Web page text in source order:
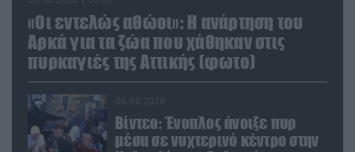
«Οι εντελώς αθώοι»: Η ανάρτηση του
Αρκά για τα ζώα που χάθηκαν στις
πυρκαγιές της Αττικής (φωτο)
Βίντεο: Ένοπλος άνοιξε πυρ
μέσα σε νυχτερινό κέντρο στην